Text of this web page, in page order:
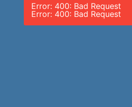
Error: 400: Bad Request
Error: 400: Bad Request